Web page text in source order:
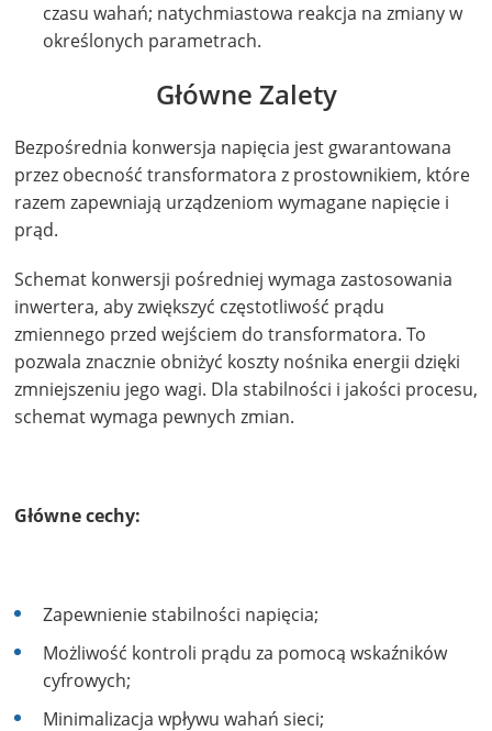
czasu wahań; natychmiastowa reakcja na zmiany w
określonych parametrach.
Główne Zalety
Bezpośrednia konwersja napięcia jest gwarantowana
przez obecność transformatora z prostownikiem, które
razem zapewniają urządzeniom wymagane napięcie i
prąd.
Schemat konwersji pośredniej wymaga zastosowania
inwertera, aby zwiększyć częstotliwość prądu
zmiennego przed wejściem do transformatora. To
pozwala znacznie obniżyć koszty nośnika energii dzięki
zmniejszeniu jego wagi. Dla stabilności i jakości procesu,
schemat wymaga pewnych zmian.
Główne cechy:
Zapewnienie stabilności napięcia;
Możliwość kontroli prądu za pomocą wskaźników
cyfrowych;
Minimalizacja wpływu wahań sieci;